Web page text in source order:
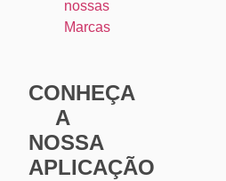
nossas
Marcas
CONHEÇA
A
NOSSA
APLICAÇÃO